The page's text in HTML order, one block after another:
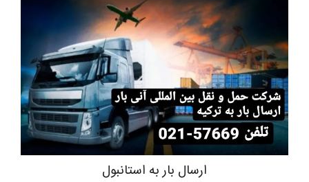
ارسال بار به استانبول